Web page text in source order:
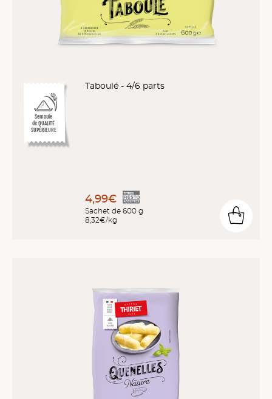
Semoule
de QUALITÉ
SUPÉRIEURE
Taboulé - 4/6 parts
4,99€
Sachet de 600 g
8,32€/kg